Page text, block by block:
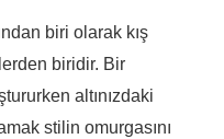
biri olarak kış
biridir. Bir
altınızdaki
stilin omurgasını